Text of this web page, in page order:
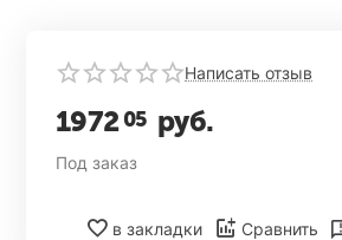
Написать отзыв
197205 руб.
Под заказ
в закладки Сравнить